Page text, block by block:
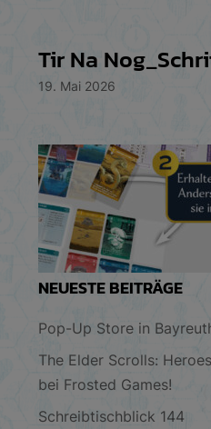
Tir Na
19. Mai 2026
NEUESTE BEITRÄGE
Pop-Up Store in
The Elder Scrolls:
bei Frosted Games!
Schreibtischblick 144